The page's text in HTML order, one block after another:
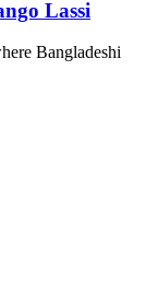
Lassi
Bangladeshi